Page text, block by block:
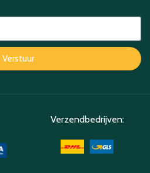
Verstuur
Verzendbedrijven: